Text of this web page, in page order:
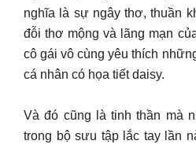
nghĩa là sự ngây thơ, thuần
đỗi thơ mộng và lãng mạn
cô gái vô cùng yêu thích
cá nhân có họa tiết daisy.
Và đó cũng là tinh thần mà
trong bộ sưu tập lắc tay lần